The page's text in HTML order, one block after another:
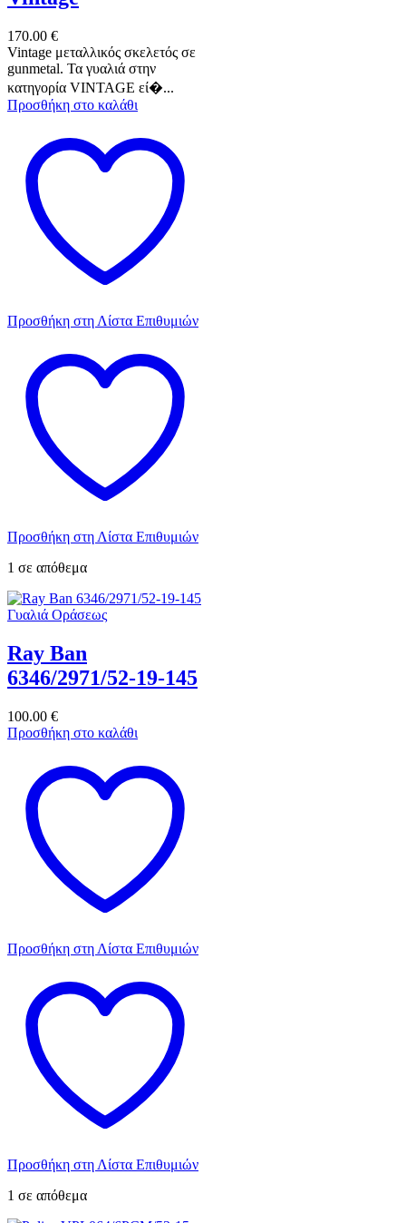
170.00 €
Vintage μεταλλικός σκελετός σε
gunmetal. Τα γυαλιά στην
κατηγορία VINTAGE εί�...
Προσθήκη στο καλάθι
Προσθήκη στη Λίστα Επιθυμιών
Προσθήκη στη Λίστα Επιθυμιών
1 σε απόθεμα
Γυαλιά Οράσεως
Ray Ban
6346/2971/52-19-145
100.00 €
Προσθήκη στο καλάθι
Προσθήκη στη Λίστα Επιθυμιών
Προσθήκη στη Λίστα Επιθυμιών
1 σε απόθεμα